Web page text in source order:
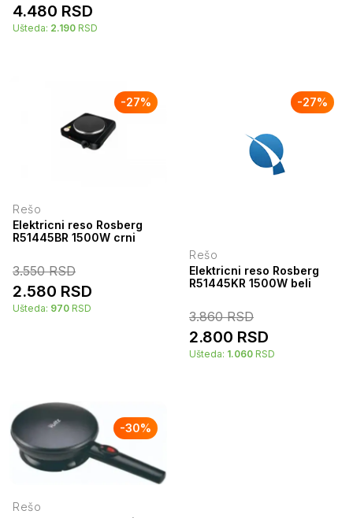
4.480 RSD
Ušteda: 2.190 RSD
-27%
Rešo
Elektricni reso Rosberg
R51445BR 1500W crni
3.550RSD
2.580 RSD
Ušteda: 970 RSD
-27%
Rešo
Elektricni reso Rosberg
R51445KR 1500W beli
3.860RSD
2.800 RSD
Ušteda: 1.060 RSD
-30%
Rešo